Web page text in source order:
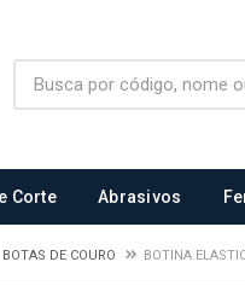
Corte Abrasivos
BOTAS DE COURO BOTINA